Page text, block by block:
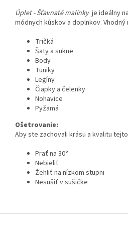
Úplet - Šťavnaté malinky je ideálny
módnych kúskov a doplnkov. Vhodný
Tričká
Šaty a sukne
Body
Tuniky
Legíny
Čiapky a čelenky
Nohavice
Pyžamá
Ošetrovanie:
Aby ste zachovali krásu a kvalitu
Prať na 30°
Nebieliť
Žehliť na nízkom stupni
Nesušiť v sušičke